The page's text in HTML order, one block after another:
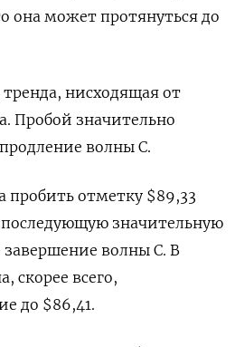
она может протянуться до
нисходящая от
Пробой значительно
волны C.
пробить отметку $89,33
последующую значительную
волны C. В
скорее всего,
до $86,41.